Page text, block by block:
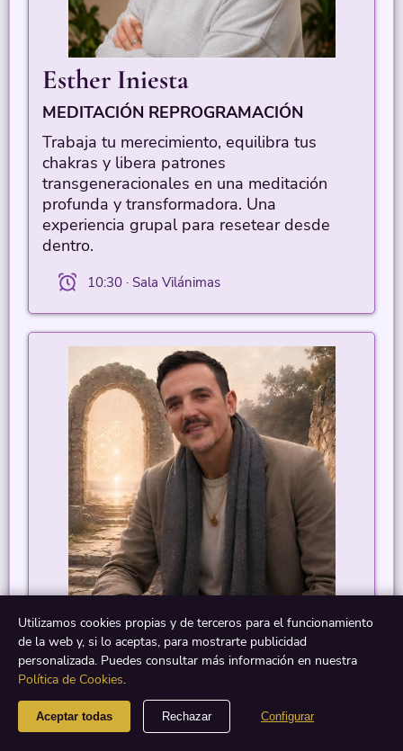
Utilizamos cookies propias y de terceros para el funcionamiento
de la web y, si lo aceptas, para mostrarte publicidad
personalizada. Puedes consultar más información en nuestra
Política de Cookies.
Aceptar todas Rechazar Configurar
Esther Iniesta
MEDITACIÓN REPROGRAMACIÓN
Trabaja tu merecimiento, equilibra tus
chakras y libera patrones
transgeneracionales en una meditación
profunda y transformadora. Una
experiencia grupal para resetear desde
dentro.
10:30 · Sala Vilánimas
Iván
VIVIR CON MEDIUMNIDAD
¿Cómo es realmente vivir con facultades
mediúmnicas? Iván comparte en primera
persona su experiencia con la